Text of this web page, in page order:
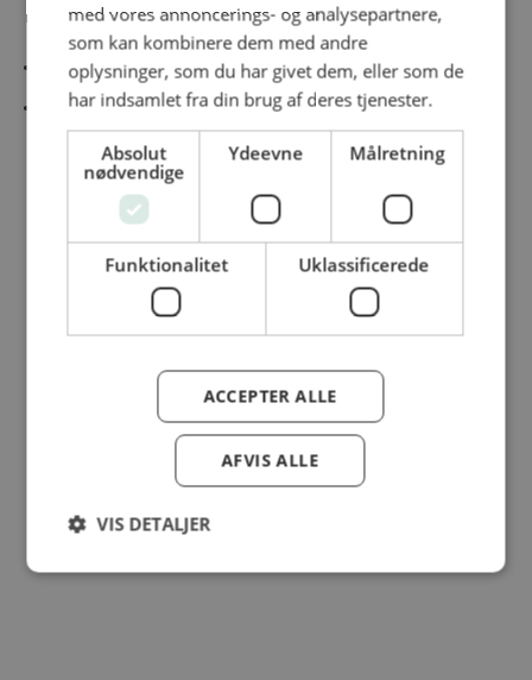
Information
Cookiepolitk
Persondatapolitik
© Dansk Cater A/S - All rights reserved
med vores annoncerings- og analysepartnere,
som kan kombinere dem med andre
oplysninger, som du har givet dem, eller som de
har indsamlet fra din brug af deres tjenester.
Absolut
nødvendige
Ydeevne Målretning
Funktionalitet Uklassificerede
ACCEPTER ALLE
AFVIS ALLE
VIS DETALJER